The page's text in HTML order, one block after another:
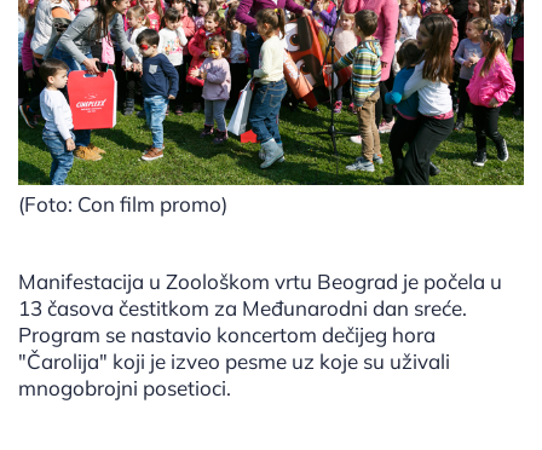
(Foto: Con film promo)
Manifestacija u Zoološkom vrtu Beograd je počela u
13 časova čestitkom za Međunarodni dan sreće.
Program se nastavio koncertom dečijeg hora
"Čarolija" koji je izveo pesme uz koje su uživali
mnogobrojni posetioci.